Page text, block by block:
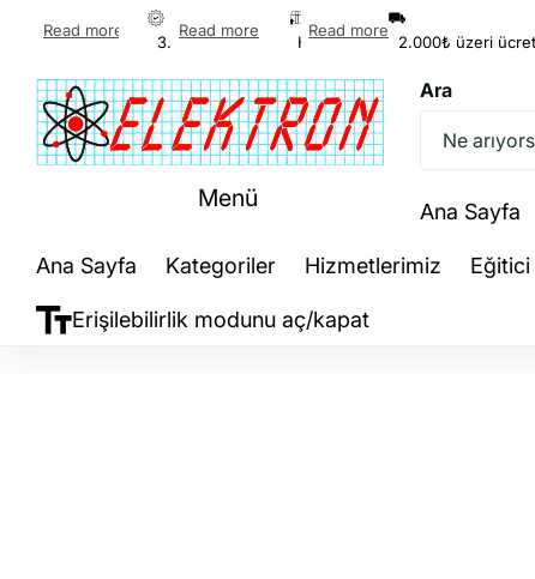
2.000₺ üzeri ücretsiz kargo!
Read more
30+ Yıllık Endüstriyel Otomasyon Deneyimi
Read more
Hafta içi 15:00’a kadar Aynı gün kargo
Read more
2.000₺ üzeri
Ara
Menü Ana Sayfa
Ana Sayfa Kategoriler Hizmetlerimiz
Erişilebilirlik modunu aç/kapat